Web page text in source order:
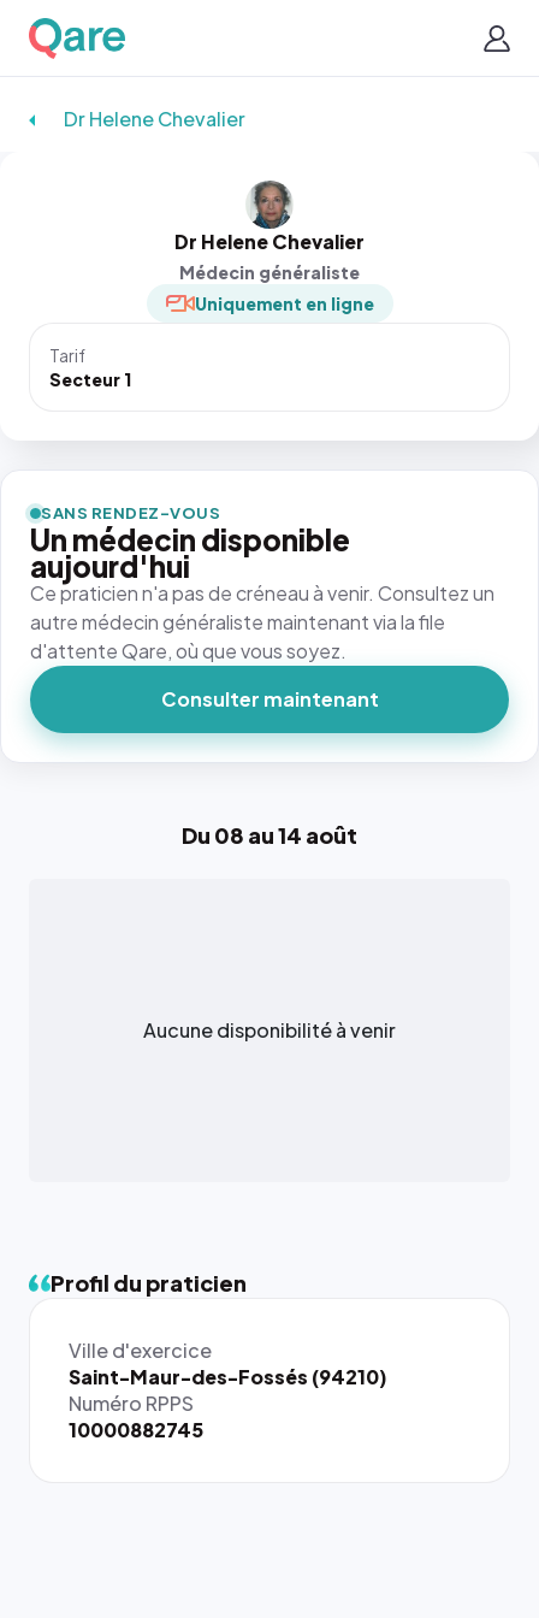
Dr Helene Chevalier
Dr Helene Chevalier
Médecin généraliste
Uniquement en ligne
Tarif
Secteur 1
Du 08 au 14 août
Aucune disponibilité à venir
Profil du praticien
Ville d'exercice
Saint-Maur-des-Fossés (94210)
Numéro RPPS
10000882745
SANS RENDEZ-VOUS
Un médecin disponible
aujourd'hui
Ce praticien n'a pas de créneau à venir. Consultez un
autre médecin généraliste maintenant via la file
d'attente Qare, où que vous soyez.
Consulter maintenant
{# 40×40
: la taille
rendue par
`.profile-